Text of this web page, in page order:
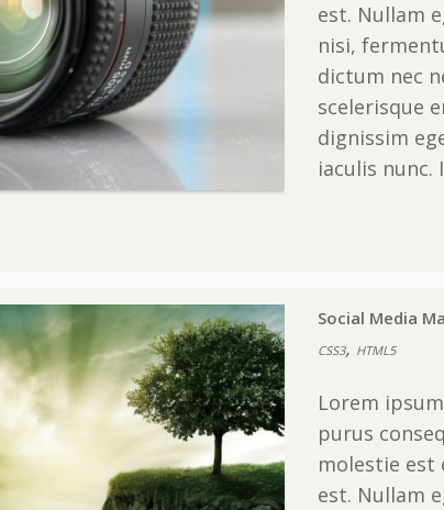
est. Nullam
nisi,
dictum nec
scelerisque
dignissim
iaculis
Social Media
CSS3, HTML5
Lorem
purus
molestie est
est. Nullam